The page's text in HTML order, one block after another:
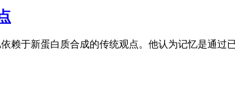
赖于新蛋白质合成的传统观点。他认为记忆是通